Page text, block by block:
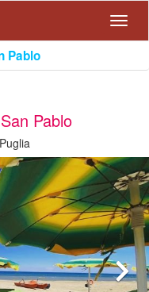
Pablo
Pablo